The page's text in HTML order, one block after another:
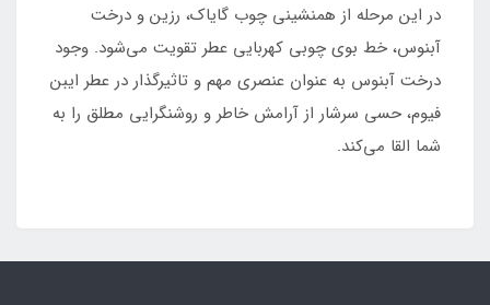
در این مرحله از همنشینی چوب گایاک، رزین و درخت
آبنوس، خط بوی چوبی کهربایی عطر تقویت می‌شود. وجود
درخت آبنوس به عنوان عنصری مهم و تاثیرگذار در عطر ایبن
فیوم، حسی سرشار از آرامش خاطر و روشنگرایی مطلق را به
شما القا می‌کند.